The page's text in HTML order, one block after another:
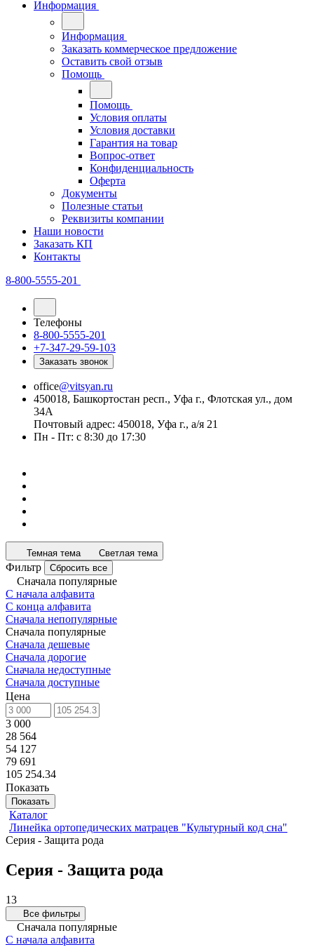
Информация
Информация
Заказать коммерческое предложение
Оставить свой отзыв
Помощь
Помощь
Условия оплаты
Условия доставки
Гарантия на товар
Вопрос-ответ
Конфиденциальность
Оферта
Документы
Полезные статьи
Реквизиты компании
Наши новости
Заказать КП
Контакты
8-800-5555-201
Телефоны
8-800-5555-201
+7-347-29-59-103
Заказать звонок
office@vitsyan.ru
450018, Башкортостан респ., Уфа г., Флотская ул., дом
34А
Почтовый адрес: 450018, Уфа г., а/я 21
Пн - Пт: с 8:30 до 17:30
Темная тема Светлая тема
Фильтр Сбросить все
Сначала популярные
С начала алфавита
С конца алфавита
Сначала непопулярные
Сначала популярные
Сначала дешевые
Сначала дорогие
Сначала недоступные
Сначала доступные
Цена
3 000
28 564
54 127
79 691
105 254.34
Показать
Показать
Каталог
Линейка ортопедических матрацев "Культурный код сна"
Серия - Защита рода
Серия - Защита рода
13
Все фильтры
Сначала популярные
С начала алфавита